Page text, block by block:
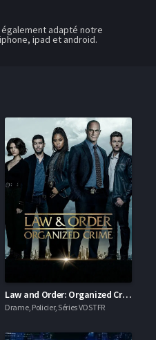
également adapté notre
ipad et android.
Law and Order: Organized Crime
Drame, Policier, Séries VOSTFR